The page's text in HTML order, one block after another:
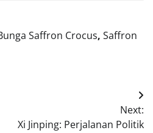
Saffron Crocus, Saffron
Next:
Xi Jinping: Perjalanan Politik